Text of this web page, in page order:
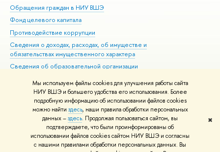
Мы используем файлы cookies для улучшения работы сайта
НИУ ВШЭ и большего удобства его использования. Более
подробную информацию об использовании файлов cookies
можно найти здесь, наши правила обработки персональных
данных –здесь. Продолжая пользоваться сайтом, вы
подтверждаете, что были проинформированы об
использовании файлов cookies сайтом НИУ ВШЭ и согласны
с нашими правилами обработки персональных данных. Вы
✖
Обращения граждан в НИУ ВШЭ
Фонд целевого капитала
Противодействие коррупции
Сведения о доходах, расходах, об имуществе и
обязательствах имущественного характера
Сведения об образовательной организации
Людям с ограниченными возможностями здоровья
Единая платежная страница
Работа в Вышке
© НИУ ВШЭ 1993–2026 Адреса и контакты Условия использования
материалов Политика конфиденциальности Карта сайта